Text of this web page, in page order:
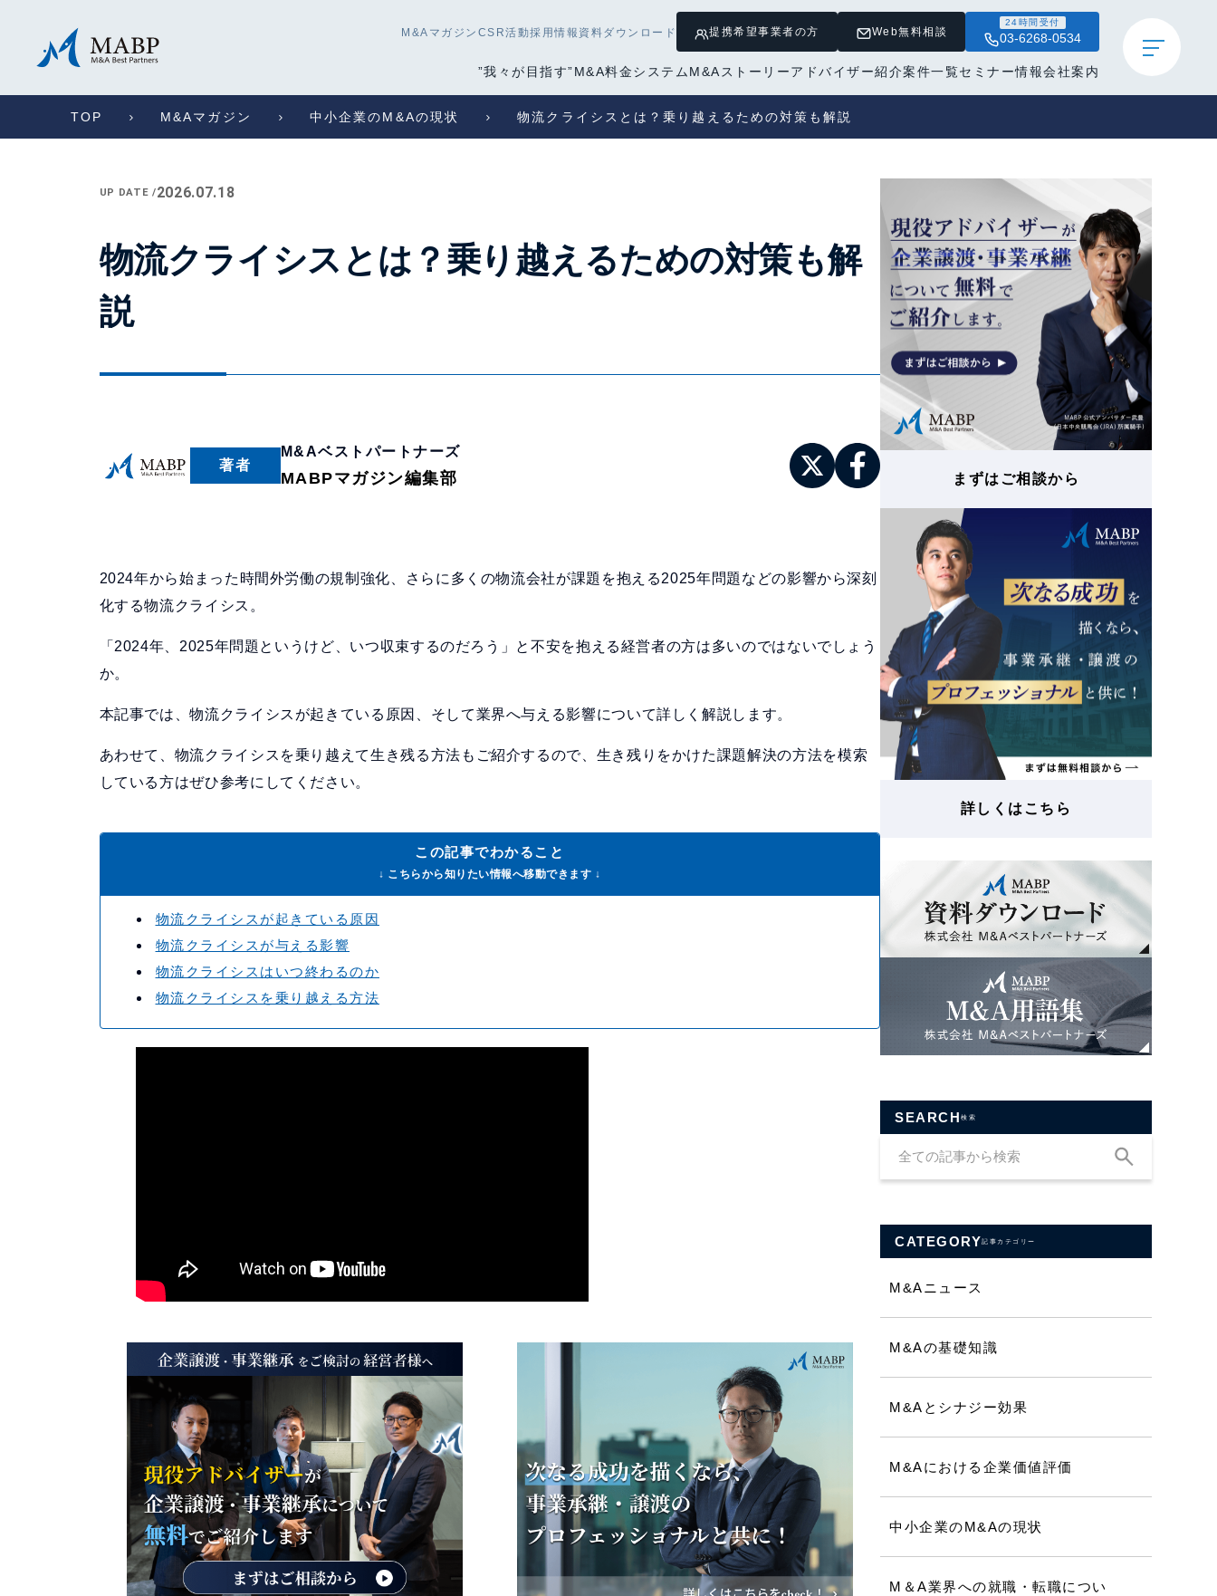
M&Aマガジン CSR活動採用情報 資料ダウンロード 提携希望事業者の方 Web無料相談
24時間受付
03-6268-0534
”我々が目指す”M&A料金システム M&Aストーリーアドバイザー紹介案件一覧セミナー情報会社案内
TOP M&Aマガジン 中小企業のM&Aの現状 物流クライシスとは？乗り越えるための対策も解説
UP DATE /2026.07.18
物流クライシスとは？乗り越えるための対策も解
説
著者
M&Aベストパートナーズ
MABPマガジン編集部
2024年から始まった時間外労働の規制強化、さらに多くの物流会社が課題を抱える2025年問題などの影響から深刻
化する物流クライシス。
「2024年、2025年問題というけど、いつ収束するのだろう」と不安を抱える経営者の方は多いのではないでしょう
か。
本記事では、物流クライシスが起きている原因、そして業界へ与える影響について詳しく解説します。
あわせて、物流クライシスを乗り越えて生き残る方法もご紹介するので、生き残りをかけた課題解決の方法を模索
している方はぜひ参考にしてください。
この記事でわかること
↓ こちらから知りたい情報へ移動できます ↓
物流クライシスが起きている原因
物流クライシスが与える影響
物流クライシスはいつ終わるのか
物流クライシスを乗り越える方法
まずはご相談から
詳しくはこちら
SEARCH 検索
CATEGORY記事カテゴリー
M&Aニュース
M&Aの基礎知識
M&Aとシナジー効果
M&Aにおける企業価値評価
中小企業のM&Aの現状
M＆A業界への就職・転職につい